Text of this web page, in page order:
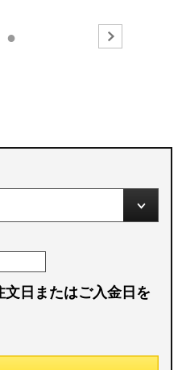
●
日またはご入金日を